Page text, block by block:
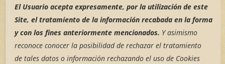
El Usuario acepta expresamente, por la utilización de este
Site, el tratamiento de la información recabada en la forma
y con los fines anteriormente mencionados. Y asimismo
reconoce conocer la posibilidad de rechazar el tratamiento
de tales datos o información rechazando el uso de Cookies